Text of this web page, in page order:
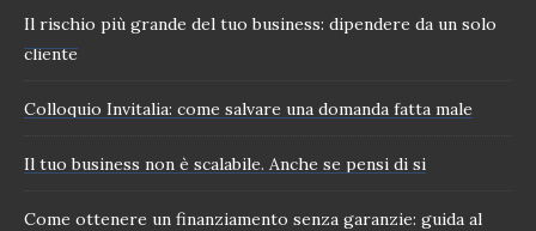
Il rischio più grande del tuo business: dipendere da un solo
cliente
Colloquio Invitalia: come salvare una domanda fatta male
Il tuo business non è scalabile. Anche se pensi di si
Come ottenere un finanziamento senza garanzie: guida al